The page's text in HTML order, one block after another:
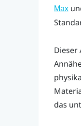
Max
Dieser
das